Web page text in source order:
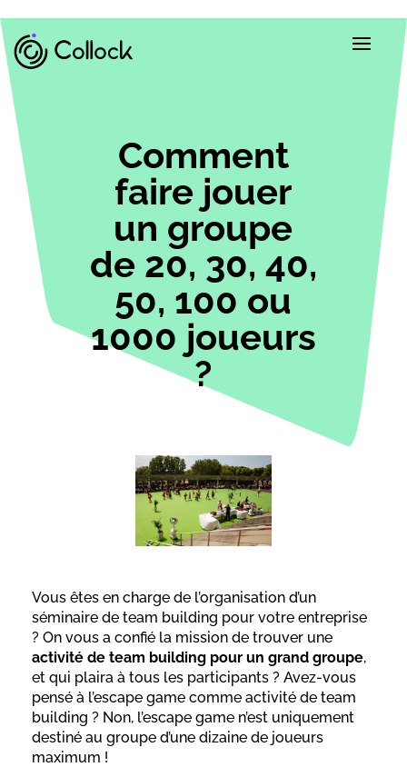
Comment
faire jouer
un groupe
de 20, 30, 40,
50, 100 ou
1000 joueurs
?
Vous êtes en charge de l’organisation d’un
séminaire de team building pour votre entreprise
? On vous a confié la mission de trouver une
activité de team building pour un grand groupe,
et qui plaira à tous les participants ? Avez-vous
pensé à l’escape game comme activité de team
building ? Non, l’escape game n’est uniquement
destiné au groupe d’une dizaine de joueurs
maximum !